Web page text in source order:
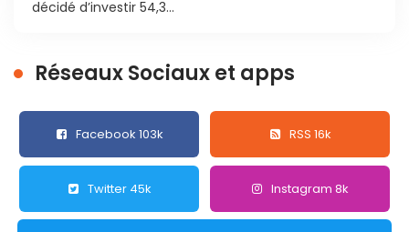
décidé d’investir 54,3...
Réseaux Sociaux et apps
Facebook 103k RSS 16k
Twitter 45k Instagram 8k